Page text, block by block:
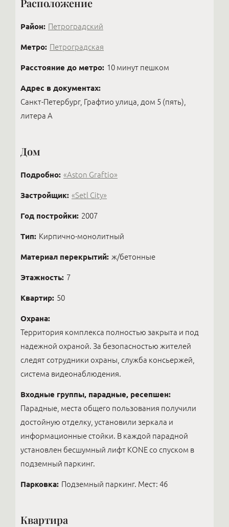
каждом варианте много нюансов: нужно зайти и
и принять это или нет. Но сама механика сделки
можно удалённо подписать агентский и
платёж оплатить онлайн.
Расположение
Район: Петроградский
Метро: Петроградская
Расстояние до метро: 10 минут пешком
Адрес в документах:
Санкт-Петербург, Графтио улица, дом 5 (пять),
литера А
Дом
Подробно: «Aston Graftio»
Застройщик: «Setl City»
Год постройки: 2007
Тип: Кирпично-монолитный
Материал перекрытий: ж/бетонные
Этажность: 7
Квартир: 50
Охрана:
Территория комплекса полностью закрыта и под
надежной охраной. За безопасностью жителей
следят сотрудники охраны, служба консьержей,
система видеонаблюдения.
Входные группы, парадные, ресепшен:
Парадные, места общего пользования получили
достойную отделку, установили зеркала и
информационные стойки. В каждой парадной
установлен бесшумный лифт KONE со спуском в
подземный паркинг.
Парковка: Подземный паркинг. Мест: 46
Квартира